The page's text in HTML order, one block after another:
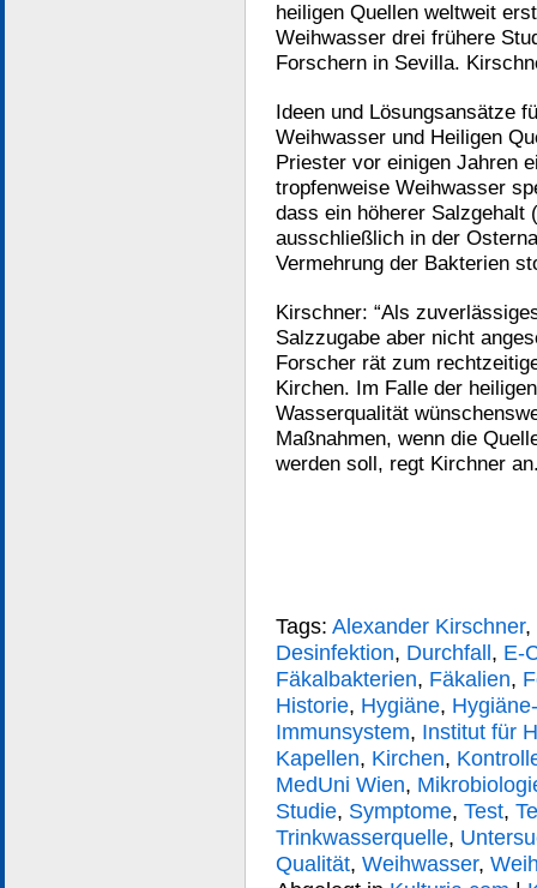
heiligen Quellen weltweit
Weihwasser drei frühere
Forschern in Sevilla.
Ideen und Lösungsansätze
Weihwasser und Heiligen
Priester vor einigen Jahren
tropfenweise Weihwasser
dass ein höherer Salzgehalt
ausschließlich in der
Vermehrung der Bakterien
Kirschner: “Als
Salzzugabe aber nicht
Forscher rät zum
Kirchen. Im Falle der
Wasserqualität
Maßnahmen, wenn die
werden soll, regt Kirchner
Tags: Alexander Kirschner,
Desinfektion, Durchfall, E-
Fäkalbakterien, Fäkalien,
Historie, Hygiäne,
Immunsystem, Institut für
Kapellen, Kirchen,
MedUni Wien,
Studie, Symptome, Test,
Trinkwasserquelle,
Qualität, Weihwasser,